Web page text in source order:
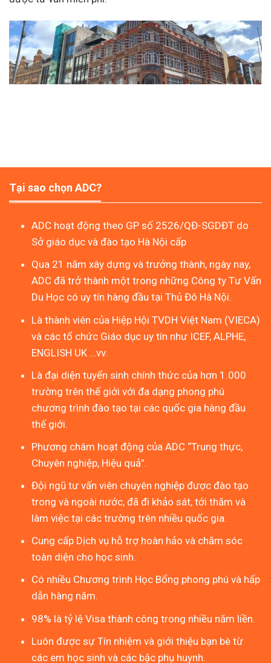
Tại sao chọn ADC?
ADC hoạt động theo GP số 2526/QĐ-SGDĐT do
Sở giáo dục và đào tạo Hà Nội cấp
Qua 21 năm xây dựng và trưởng thành, ngày nay,
ADC đã trở thành một trong những Công ty Tư Vấn
Du Học có uy tín hàng đầu tại Thủ Đô Hà Nội.
Là thành viên của Hiệp Hội TVDH Việt Nam (VIECA)
và các tổ chức Giáo dục uy tín như ICEF, ALPHE,
ENGLISH UK …vv.
Là đại diện tuyển sinh chính thức của hơn 1.000
trường trên thế giới với đa dạng phong phú
chương trình đào tạo tại các quốc gia hàng đầu
thế giới.
Phương châm hoạt động của ADC “Trung thực,
Chuyên nghiệp, Hiệu quả”.
Đội ngũ tư vấn viên chuyên nghiệp được đào tạo
trong và ngoài nước, đã đi khảo sát, tới thăm và
làm việc tại các trường trên nhiều quốc gia.
Cung cấp Dịch vụ hỗ trợ hoàn hảo và chăm sóc
toàn diện cho học sinh.
Có nhiều Chương trình Học Bổng phong phú và hấp
dẫn hàng năm.
98% là tỷ lệ Visa thành công trong nhiều năm liền.
Luôn được sự Tín nhiệm và giới thiệu bạn bè từ
các em học sinh và các bậc phụ huynh.